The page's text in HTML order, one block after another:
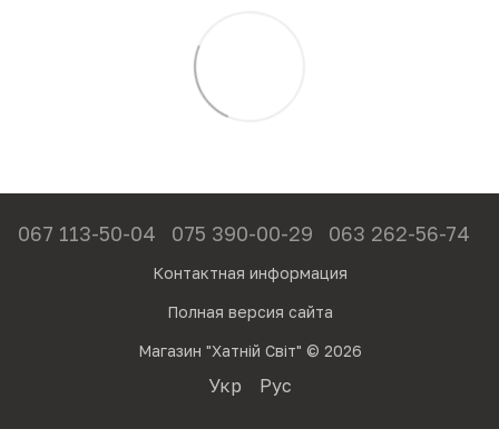
067 113-50-04 075 390-00-29 063 262-56-74
Контактная информация
Полная версия сайта
Магазин "Хатній Світ" © 2026
Укр Рус